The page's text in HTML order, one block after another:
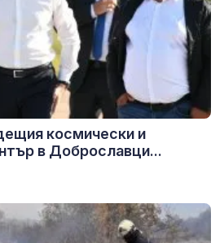
космически и
в Доброславци...